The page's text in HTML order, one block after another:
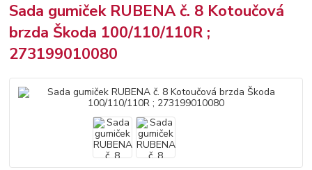
Sada gumiček RUBENA č. 8 Kotoučová
brzda Škoda 100/110/110R ;
273199010080